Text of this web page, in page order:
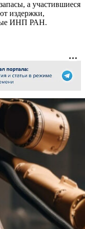
а участившиеся
издержки,
ИНП РАН.